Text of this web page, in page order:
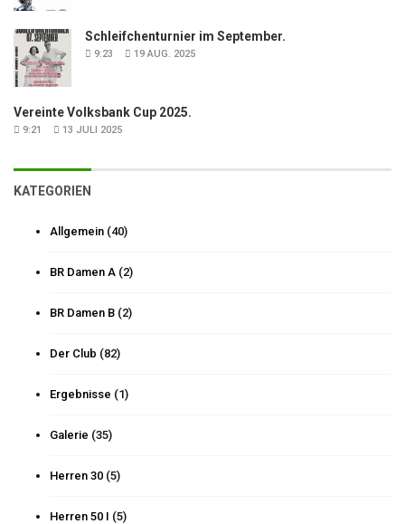
Schleifchenturnier im September.
9:23 19 AUG. 2025
Vereinte Volksbank Cup 2025.
9:21 13 JULI 2025
KATEGORIEN
Allgemein (40)
BR Damen A (2)
BR Damen B (2)
Der Club (82)
Ergebnisse (1)
Galerie (35)
Herren 30 (5)
Herren 50 I (5)